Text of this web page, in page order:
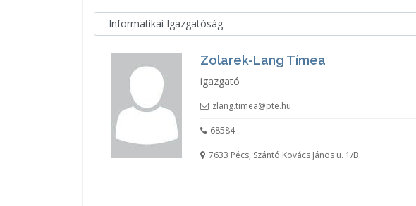
Zolarek-Lang Tímea
igazgató
zlang.timea@pte.hu
68584
7633 Pécs, Szántó Kovács János u. 1/B.